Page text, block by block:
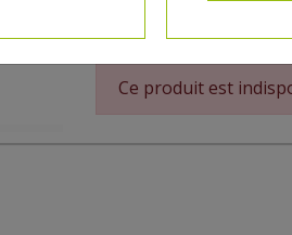
Ce produit est